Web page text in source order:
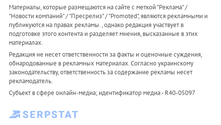
Материалы, которые размещаются на сайте с меткой "Реклама" /
"Новости компаний" / "Пресрелиз" / "Promoted", являются рекламными и
публикуются на правах рекламы. , однако редакция участвует в
подготовке этого контента и разделяет мнения, высказанные в этих
материалах.
Редакция не несет ответственности за факты и оценочные суждения,
обнародованные в рекламных материалах. Согласно украинскому
законодательству, ответственность за содержание рекламы несет
рекламодатель.
Субъект в сфере онлайн-медиа; идентификатор медиа - R40-05097